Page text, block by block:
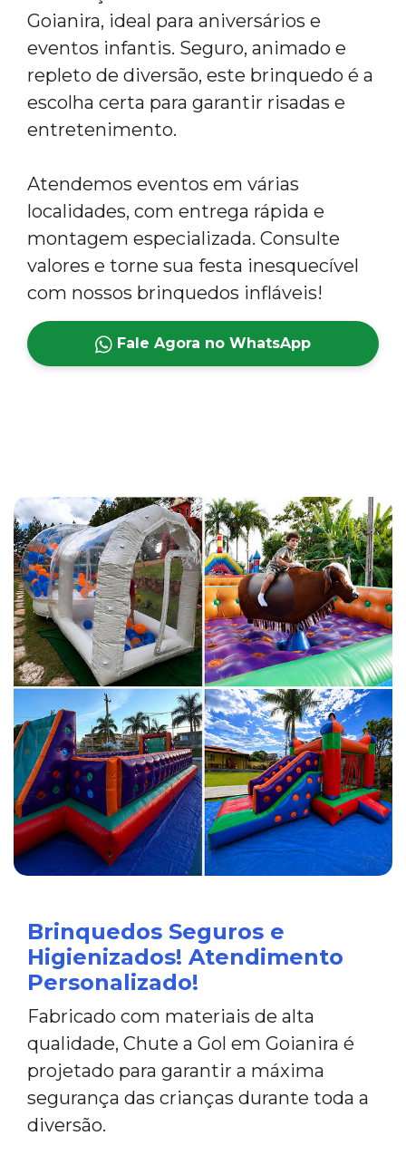
Goianira, ideal para aniversários e
eventos infantis. Seguro, animado e
repleto de diversão, este brinquedo é a
escolha certa para garantir risadas e
entretenimento.
Atendemos eventos em várias
localidades, com entrega rápida e
montagem especializada. Consulte
valores e torne sua festa inesquecível
com nossos brinquedos infláveis!
Fale Agora no WhatsApp
Brinquedos Seguros e
Higienizados! Atendimento
Personalizado!
Fabricado com materiais de alta
qualidade, Chute a Gol em Goianira é
projetado para garantir a máxima
segurança das crianças durante toda a
diversão.